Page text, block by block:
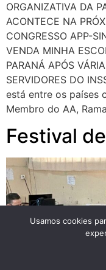
ORGANIZATIVA DA
ACONTECE NA
CONGRESSO APP-
VENDA MINHA
PARANÁ APÓS
SERVIDORES DO
está entre os países
Membro do AA,
Festival
Usamos cookies